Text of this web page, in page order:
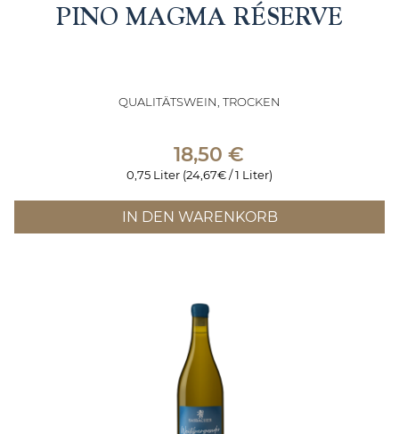
PINO MAGMA RÉSERVE
QUALITÄTSWEIN, TROCKEN
18,50 €
0,75 Liter (24,67€ / 1 Liter)
IN DEN WARENKORB